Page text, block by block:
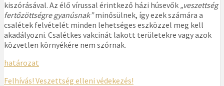
kiszórásával. Az élő vírussal érintkező házi húsevők „veszettség
fertőzöttségre gyanúsnak”minősülnek, így ezek számára a
csalétek felvételét minden lehetséges eszközzel meg kell
akadályozni. Csalétkes vakcinát lakott területekre vagy azok
közvetlen környékére nem szórnak.
határozat
Felhívás! Veszettség elleni védekezés!